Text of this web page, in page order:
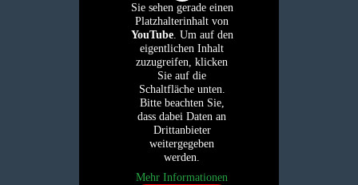
Sie sehen gerade einen
Platzhalterinhalt von
YouTube. Um auf den
eigentlichen Inhalt
zuzugreifen, klicken
Sie auf die
Schaltfläche unten.
Bitte beachten Sie,
dass dabei Daten an
Drittanbieter
weitergegeben
werden.
Mehr Informationen